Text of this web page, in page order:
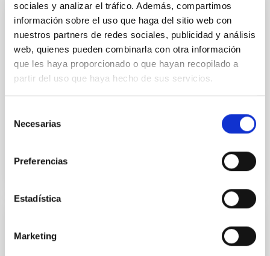
sociales y analizar el tráfico. Además, compartimos
información sobre el uso que haga del sitio web con
nuestros partners de redes sociales, publicidad y análisis
web, quienes pueden combinarla con otra información
que les haya proporcionado o que hayan recopilado a
partir del uso que haya hecho de sus servicios.
Necesarias
Preferencias
Estadística
Marketing
PUBLICACIÓN
First Working Group Meeting on
Radioastronomical Databases
The aims, achievements and plans of the Working
Group on `Radioastronomical Databases' of IAU
recommendations emerged from...